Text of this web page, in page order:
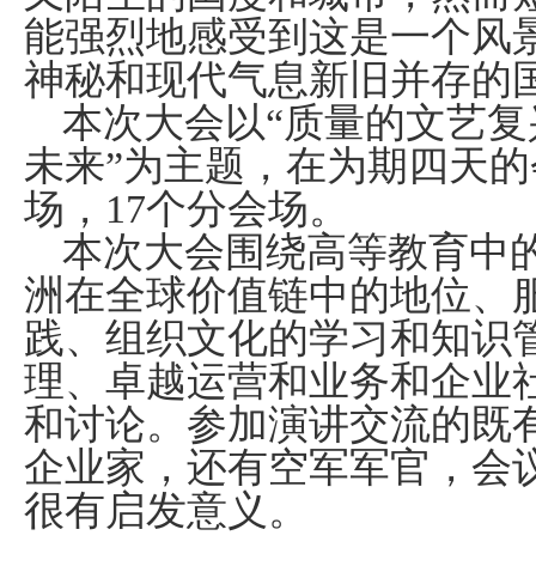
能强烈地感受到这是一个风
神秘和现代气息新旧并存的
本次大会以“质量的文艺
未来”为主题，在为期四天
场， 17个分会场。
本次大会围绕高等教育中
洲在全球价值链中的地位、
践、组织文化的学习和知识
理、卓越运营和业务和企业
和讨论。参加演讲交流的既
企业家，还有空军军官，会
很有启发意义。